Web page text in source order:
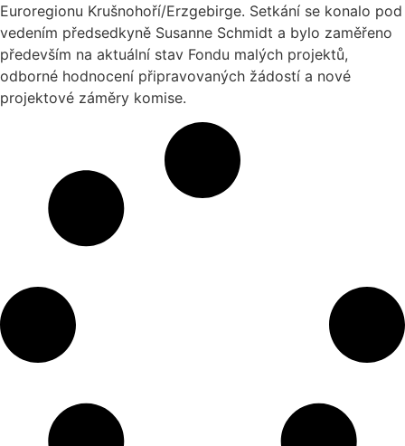
Euroregionu Krušnohoří/Erzgebirge. Setkání se konalo pod
vedením předsedkyně Susanne Schmidt a bylo zaměřeno
především na aktuální stav Fondu malých projektů,
odborné hodnocení připravovaných žádostí a nové
projektové záměry komise.